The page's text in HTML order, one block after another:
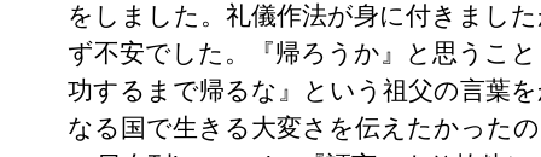
をしました。礼儀作法が身に付きまし
ず不安でした。『帰ろうか』と思うこ
功するまで帰るな』という祖父の言葉
なる国で生きる大変さを伝えたかった